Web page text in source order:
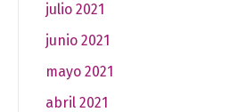
julio 2021
junio 2021
mayo 2021
abril 2021